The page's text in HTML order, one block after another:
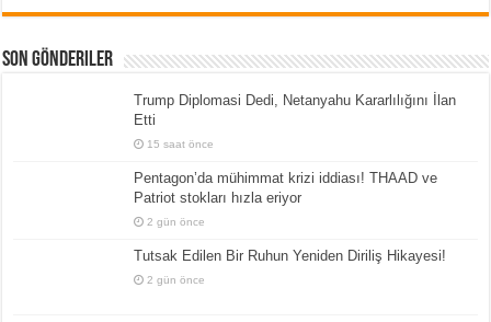
Son Gönderiler
Trump Diplomasi Dedi, Netanyahu Kararlılığını İlan
Etti
15 saat önce
Pentagon’da mühimmat krizi iddiası! THAAD ve
Patriot stokları hızla eriyor
2 gün önce
Tutsak Edilen Bir Ruhun Yeniden Diriliş Hikayesi!
2 gün önce